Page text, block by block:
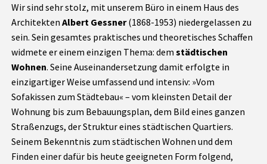
Wir sind sehr stolz, mit unserem Büro in einem Haus des
ArchitektenAlbert Gessner(1868-1953) niedergelassen zu
sein. Sein gesamtes praktisches und theoretisches Schaffen
widmete er einem einzigen Thema: demstädtischen
Wohnen. Seine Auseinandersetzung damit erfolgte in
einzigartiger Weise umfassend und intensiv: »Vom
Sofakissen zum Städtebau« – vom kleinsten Detail der
Wohnung bis zum Bebauungsplan, dem Bild eines ganzen
Straßenzugs, der Struktur eines städtischen Quartiers.
Seinem Bekenntnis zum städtischen Wohnen und dem
Finden einer dafür bis heute geeigneten Form folgend,